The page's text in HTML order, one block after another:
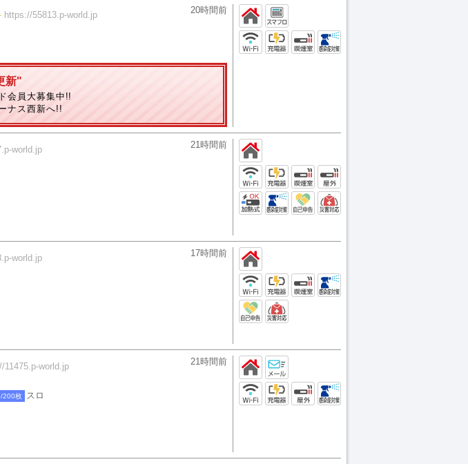
https://55813.p-world.jp 20時間前
新"
会員大募集中!!
ナス西新へ!!
world.jp 21時間前
world.jp 17時間前
11475.p-world.jp 21時間前
200枚 スロ